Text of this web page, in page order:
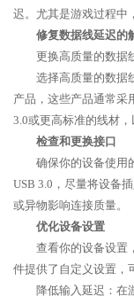
迟。尤其是游戏过程中
修复数据线延迟的
更换高质量的数据
选择高质量的数据
产品，这些产品通常采
3.0或更高标准的线材，
检查和更换接口
确保你的设备使用
USB 3.0，尽量将设备
或异物影响连接质量。
优化设备设置
查看你的设备设置
件提供了自定义设置，
降低输入延迟：在